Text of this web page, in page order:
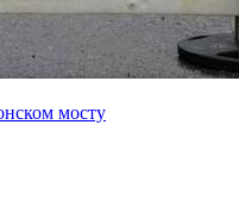
мосту